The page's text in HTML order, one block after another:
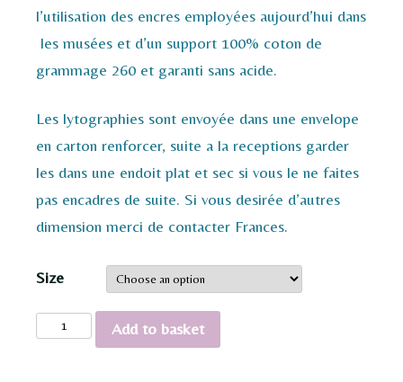
l’utilisation des encres employées aujourd’hui dans
les musées et d’un support 100% coton de
grammage 260 et garanti sans acide.
Les lytographies sont envoyée dans une envelope
en carton renforcer, suite a la receptions garder
les dans une endoit plat et sec si vous le ne faites
pas encadres de suite. Si vous desirée d’autres
dimension merci de contacter Frances.
Size
Small
Add to basket